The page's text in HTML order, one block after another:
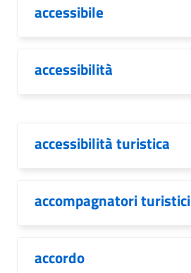
accessibile
accessibilità
accessibilità turistica
accompagnatori turistici
accordo